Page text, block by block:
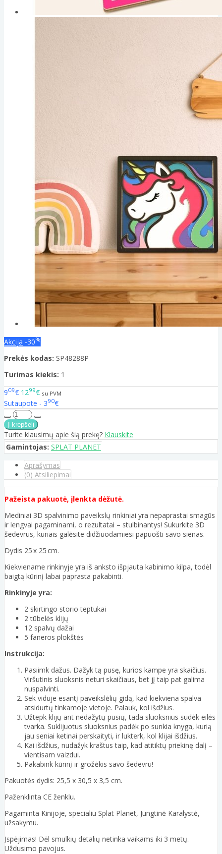
Akcija -30%
Prekės kodas: SP48288P
Turimas kiekis: 1
909€ 1299€ su PVM
Sutaupote - 390€
Turite klausimų apie šią prekę? Klauskite
Gamintojas: SPLAT PLANET
Aprašymas
(0) Atsiliepimai
Pažeista pakuotė, įlenkta dėžutė.
Mediniai 3D spalvinimo paveikslų rinkiniai yra nepaprastai smagūs
ir lengvai pagaminami, o rezultatai – stulbinantys! Sukurkite 3D
šedevrus, kuriais galėsite didžiuodamiesi papuošti savo sienas.
Dydis 25 x 25 cm.
Kiekviename rinkinyje yra iš anksto išpjauta kabinimo kilpa, todėl
baigtą kūrinį labai paprasta pakabinti.
Rinkinyje yra:
2 skirtingo storio teptukai
2 tūbelės klijų
12 spalvų dažai
5 faneros plokštės
Instrukcija:
Pasiimk dažus. Dažyk tą pusę, kurios kampe yra skaičius.
Viršutinis sluoksnis neturi skaičiaus, bet jį taip pat galima
nuspalvinti.
Sek viduje esantį paveikslėlių gidą, kad kiekviena spalva
atsidurtų tinkamoje vietoje. Palauk, kol išdžius.
Užtepk klijų ant nedažytų pusių, tada sluoksnius sudėk eilės
tvarka. Suklijuotus sluoksnius padėk po sunkia knyga, kurią
jau seniai ketinai perskaityti, ir lukterk, kol klijai išdžius.
Kai išdžius, nudažyk kraštus taip, kad atitiktų priekinę dalį –
vientisam vaizdui.
Pakabink kūrinį ir grožėkis savo šedevru!
Pakuotės dydis: 25,5 x 30,5 x 3,5 cm.
Paženklinta CE ženklu.
Pagaminta Kinijoje, specialiu Splat Planet, Jungtinė Karalystė,
užsakymu.
Įspėjimas! Dėl smulkių detalių netinka vaikams iki 3 metų.
Uždusimo pavojus.